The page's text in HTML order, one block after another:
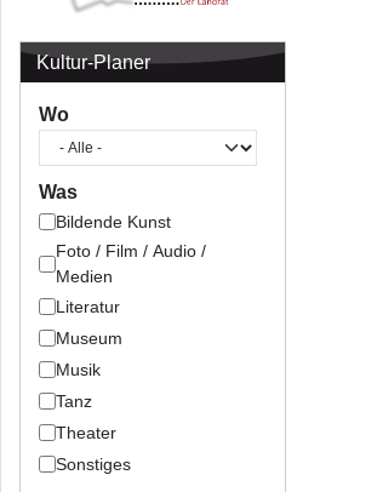
Kultur-Planer
Wo
Was
Bildende Kunst
Foto / Film / Audio /
Medien
Literatur
Museum
Musik
Tanz
Theater
Sonstiges